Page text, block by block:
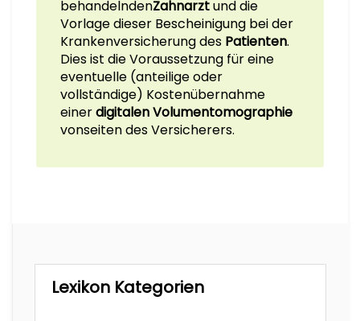
behandelndenZahnarztund die
Vorlage dieser Bescheinigung bei der
Krankenversicherung des Patienten.
Dies ist die Voraussetzung für eine
eventuelle (anteilige oder
vollständige) Kostenübernahme
einerdigitalen Volumentomographie
vonseiten des Versicherers.
Lexikon Kategorien